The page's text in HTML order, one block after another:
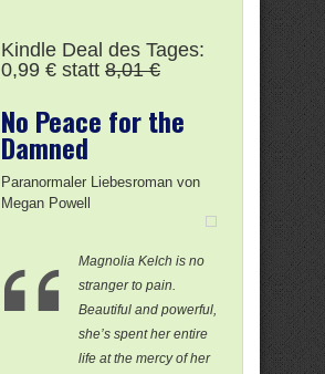
Kindle Deal des Tages:
0,99 € statt 8,01 €
No Peace for the
Damned
Paranormaler Liebesroman von
Megan Powell
Magnolia Kelch is no
stranger to pain.
Beautiful and powerful,
she’s spent her entire
life at the mercy of her